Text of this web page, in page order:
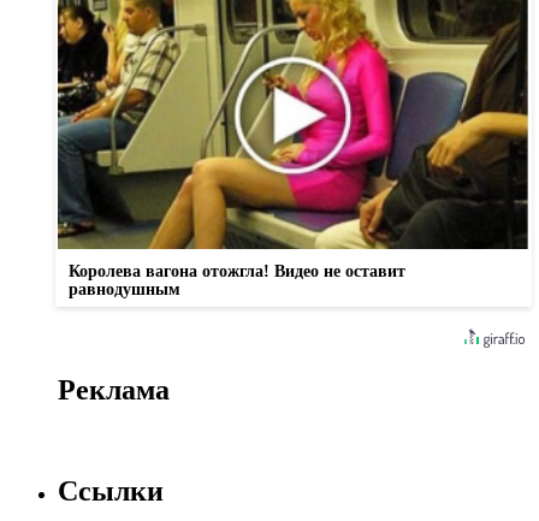
Королева вагона отожгла! Видео не оставит
равнодушным
Реклама
Ссылки